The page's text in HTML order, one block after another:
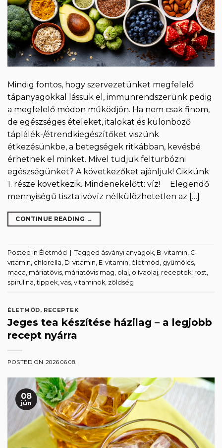
Mindig fontos, hogy szervezetünket megfelelő
tápanyagokkal lássuk el, immunrendszerünk pedig
a megfelelő módon működjön. Ha nem csak finom,
de egészséges ételeket, italokat és különböző
táplálék-/étrendkiegészítőket viszünk
étkezésünkbe, a betegségek ritkábban, kevésbé
érhetnek el minket. Mivel tudjuk felturbózni
egészségünket? A következőket ajánljuk! Cikkünk
1. része következik. Mindenekelőtt: víz! Elegendő
mennyiségű tiszta ivóvíz nélkülözhetetlen az […]
CONTINUE READING →
Posted in Életmód Tagged ásványi anyagok, B-vitamin, C-
vitamin, chlorella, D-vitamin, E-vitamin, életmód , gyümölcs,
maca, máriatövis, máriatövis mag, olaj, olívaolaj, receptek, rost,
spirulina,tippek, vas, vitaminok, zöldség
ÉLETMÓD, RECEPTEK
Jeges tea készítése házilag – a legjobb
recept nyárra
POSTED ON 2026.06.08.
08
jún